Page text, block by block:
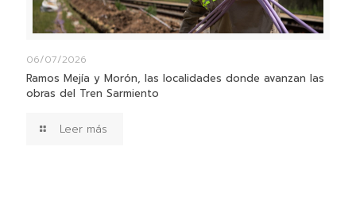
06/07/2026
Ramos Mejía y Morón, las localidades donde avanzan las
obras del Tren Sarmiento
Leer más